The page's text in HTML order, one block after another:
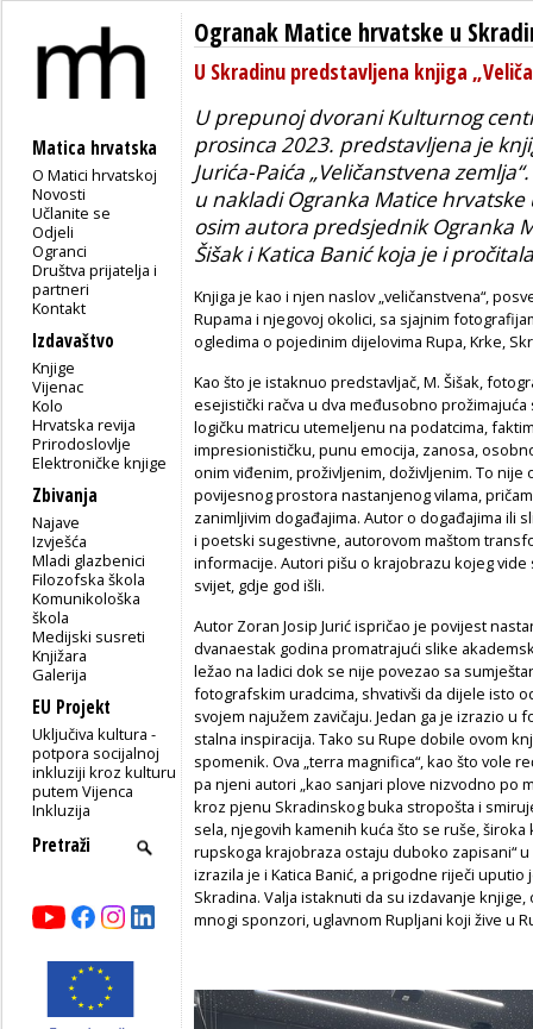
Matica hrvatska
O Matici hrvatskoj
Novosti
Učlanite se
Odjeli
Ogranci
Društva prijatelja i
partneri
Kontakt
Izdavaštvo
Knjige
Vijenac
Kolo
Hrvatska revija
Prirodoslovlje
Elektroničke knjige
Zbivanja
Najave
Izvješća
Mladi glazbenici
Filozofska škola
Komunikološka
škola
Medijski susreti
Knjižara
Galerija
EU Projekt
Uključiva kultura -
potpora socijalnoj
inkluziji kroz kulturu
putem Vijenca
Inkluzija
Ogranak Matice hrvatske u
U Skradinu predstavljena knjiga
U prepunoj dvorani Kulturnog
prosinca 2023. predstavljena je
Jurića-Paića „Veličanstvena
u nakladi Ogranka Matice
osim autora predsjednik Ogranka
Šišak i Katica Banić koja je i
Knjiga je kao i njen naslov „veličanstvena“,
Rupama i njegovoj okolici, sa sjajnim
ogledima o pojedinim dijelovima Rupa, Krke,
Kao što je istaknuo predstavljač, M. Šišak, f
esejistički račva u dva međusobno
logičku matricu utemeljenu na podatcima,
impresionističku, punu emocija, zanosa,
onim viđenim, proživljenim, doživljenim. To
povijesnog prostora nastanjenog vilama,
zanimljivim događajima. Autor o događajima ili
i poetski sugestivne, autorovom maštom
informacije. Autori pišu o krajobrazu kojeg
svijet, gdje god išli.
Autor Zoran Josip Jurić ispričao je povijest
dvanaestak godina promatrajući slike
ležao na ladici dok se nije povezao sa
fotografskim uradcima, shvativši da dijele isto
svojem najužem zavičaju. Jedan ga je izrazio
stalna inspiracija. Tako su Rupe dobile ovom
spomenik. Ova „terra magnifica“, kao što vole
pa njeni autori „kao sanjari plove nizvodno po
kroz pjenu Skradinskog buka stropošta i
sela, njegovih kamenih kuća što se ruše,
rupskoga krajobraza ostaju duboko zapisani“
izrazila je i Katica Banić, a prigodne riječi
Skradina. Valja istaknuti da su izdavanje
mnogi sponzori, uglavnom Rupljani koji žive u